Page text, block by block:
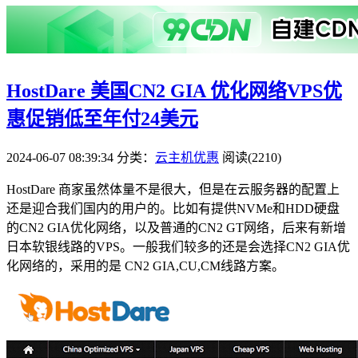
HostDare 美国CN2 GIA 优化网络VPS优
惠促销低至年付24美元
2024-06-07 08:39:34 分类： 云主机优惠 阅读(2210)
HostDare 商家虽然体量不是很大，但是在云服务器的配置上
还是迎合我们国内的用户的。比如有提供NVMe和HDD硬盘
的CN2 GIA优化网络，以及普通的CN2 GT网络，后来有新增
日本软银线路的VPS。一般我们较多的还是会选择CN2 GIA优
化网络的，采用的是 CN2 GIA,CU,CM线路方案。